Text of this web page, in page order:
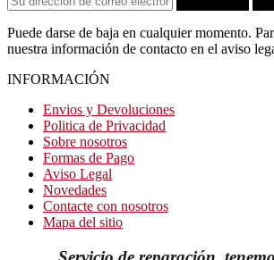
Puede darse de baja en cualquier momento.
nuestra información de contacto en el aviso
INFORMACIÓN
Envios y Devoluciones
Politica de Privacidad
Sobre nosotros
Formas de Pago
Aviso Legal
Novedades
Contacte con nosotros
Mapa del sitio